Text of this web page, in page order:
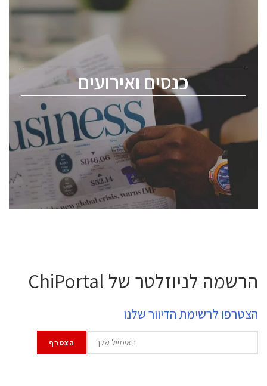
כנסים ואירועים
לכל העוסקים בתעשיית הסמיקונדקטור כולל מהנדסים,
ChipEx2026 will be held on May 12-13, 2026. The
conference is intended for everyone involved in the
semiconductor industry, including engineers,
professional experts, and senior executives.
לחץ לפרטים
הרשמה לניוזלטר של ChiPortal
הצטרפו לרשימת הדיוור שלנו